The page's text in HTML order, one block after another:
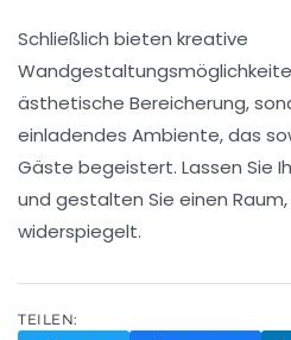
Schließlich bieten kreative
ästhetische Bereicherung,
einladendes Ambiente, das
Gäste begeistert. Lassen Sie
und gestalten Sie einen
widerspiegelt.
TEILEN: